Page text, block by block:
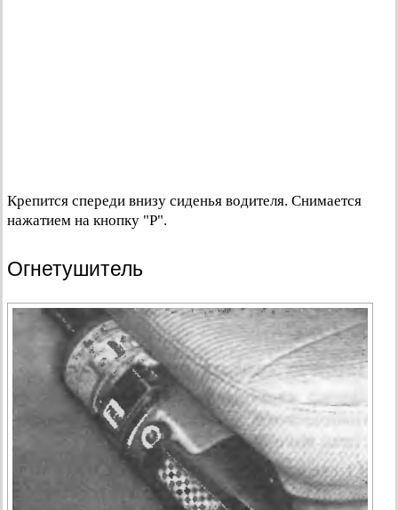
Крепится спереди внизу сиденья водителя. Снимается
нажатием на кнопку "Р".
Огнетушитель